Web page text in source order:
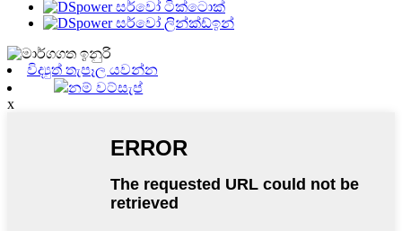
විද්‍යුත් තැපෑල යවන්න
නම් වට්සැප්
x